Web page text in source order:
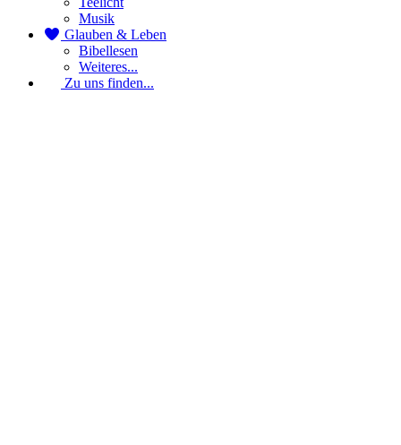
Musik
Glauben & Leben
Bibellesen
Weiteres...
Zu uns finden...